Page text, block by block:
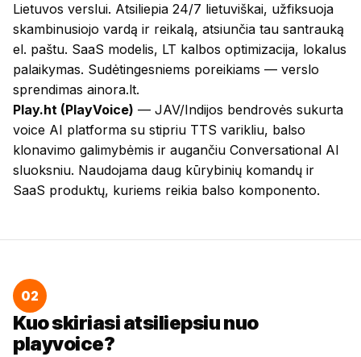
Lietuvos verslui. Atsiliepia 24/7 lietuviškai, užfiksuoja
skambinusiojo vardą ir reikalą, atsiunčia tau santrauką
el. paštu. SaaS modelis, LT kalbos optimizacija, lokalus
palaikymas. Sudėtingesniems poreikiams — verslo
sprendimas ainora.lt.
Play.ht (PlayVoice) — JAV/Indijos bendrovės sukurta
voice AI platforma su stipriu TTS varikliu, balso
klonavimo galimybėmis ir augančiu Conversational AI
sluoksniu. Naudojama daug kūrybinių komandų ir
SaaS produktų, kuriems reikia balso komponento.
02
Kuo skiriasi atsiliepsiu nuo
playvoice?